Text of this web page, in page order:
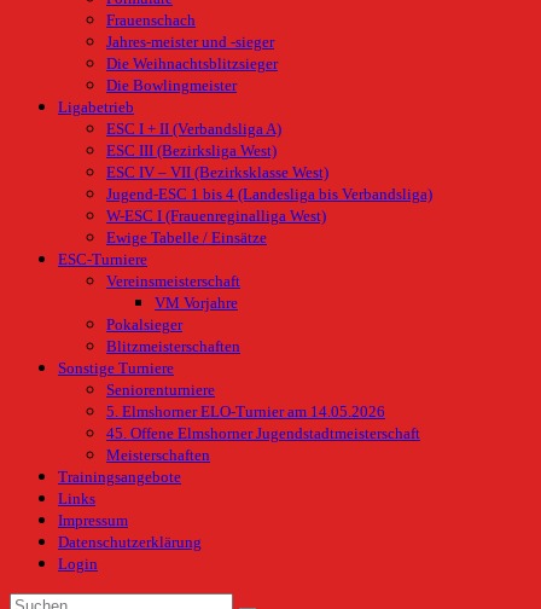
Frauenschach
Jahres-meister und -sieger
Die Weihnachtsblitzsieger
Die Bowlingmeister
Ligabetrieb
ESC I + II (Verbandsliga A)
ESC III (Bezirksliga West)
ESC IV – VII (Bezirksklasse West)
Jugend-ESC 1 bis 4 (Landesliga bis Verbandsliga)
W-ESC I (Frauenreginalliga West)
Ewige Tabelle / Einsätze
ESC-Turniere
Vereinsmeisterschaft
VM Vorjahre
Pokalsieger
Blitzmeisterschaften
Sonstige Turniere
Seniorenturniere
5. Elmshorner ELO-Turnier am 14.05.2026
45. Offene Elmshorner Jugendstadtmeisterschaft
Meisterschaften
Trainingsangebote
Links
Impressum
Datenschutzerklärung
Login